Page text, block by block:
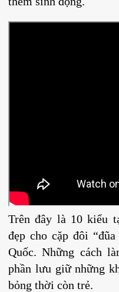
Trên đây là 10 kiểu
đẹp cho cặp đôi
Quốc. Những cách
phần lưu giữ những
bỏng thời còn trẻ.